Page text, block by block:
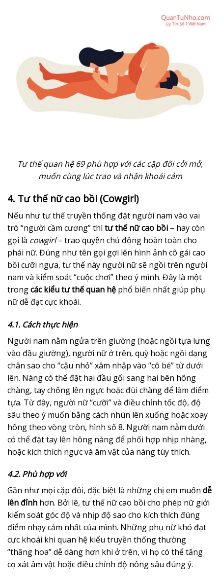
Tư thế quan hệ 69 phù hợp với các cặp đôi cởi mở,
muốn cùng lúc trao và nhận khoái cảm
4. Tư thế nữ cao bồi (Cowgirl)
Nếu như tư thế truyền thống đặt người nam vào vai
trò “người cầm cương” thìtư thế nữ cao bồi – hay còn
gọi là cowgirl– trao quyền chủ động hoàn toàn cho
phái nữ. Đúng như tên gọi gợi lên hình ảnh cô gái cao
bồi cưỡi ngựa, tư thế này người nữ sẽ ngồi trên người
nam và kiểm soát “cuộc chơi” theo ý mình. Đây là một
trongcác kiểu tư thế quan hệ phổ biến nhất giúp phụ
nữ dễ đạt cực khoái.
4.1. Cách thực hiện
Người nam nằm ngửa trên giường (hoặc ngồi tựa lưng
vào đầu giường), người nữ ở trên, quỳ hoặc ngồi dạng
chân sao cho “cậu nhỏ” xâm nhập vào “cô bé” từ dưới
lên. Nàng có thể đặt hai đầu gối sang hai bên hông
chàng, tay chống lên ngực hoặc đùi chàng để làm điểm
tựa. Từ đây, người nữ “cưỡi” và điều chỉnh tốc độ, độ
sâu theo ý muốn bằng cách nhún lên xuống hoặc xoay
hông theo vòng tròn, hình số 8. Người nam nằm dưới
có thể đặt tay lên hông nàng để phối hợp nhịp nhàng,
hoặc kích thích ngực và âm vật của nàng tùy thích.
4.2. Phù hợp với
Gần như mọi cặp đôi, đặc biệt là những chị em muốn dễ
lên đỉnh hơn. Bởi lẽ, tư thế nữ cao bồi cho phép nữ giới
kiểm soát góc độ và nhịp độ sao cho kích thích đúng
điểm nhạy cảm nhất của mình. Những phụ nữ khó đạt
cực khoái khi quan hệ kiểu truyền thống thường
“thăng hoa” dễ dàng hơn khi ở trên, vì họ có thể tăng
cọ xát âm vật hoặc điều chỉnh độ nông sâu đúng ý.